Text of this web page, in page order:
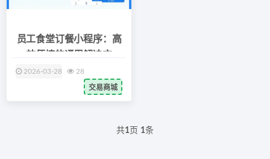
员工食堂订餐小程序：高
2026-03-28 28
交易商城
共1 页 1条